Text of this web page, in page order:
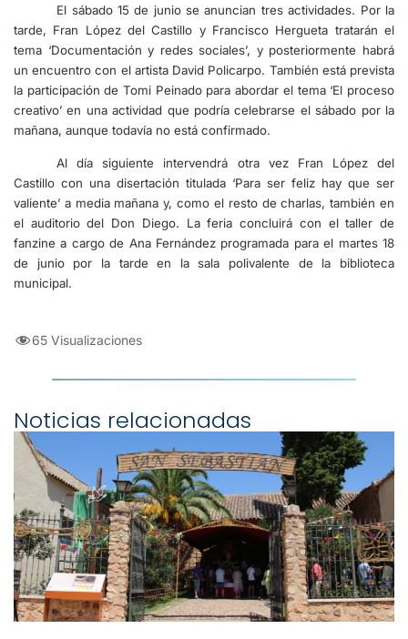
El sábado 15 de junio se anuncian tres actividades. Por la
tarde, Fran López del Castillo y Francisco Hergueta tratarán el
tema ‘Documentación y redes sociales’, y posteriormente habrá
un encuentro con el artista David Policarpo. También está prevista
la participación de Tomi Peinado para abordar el tema ‘El proceso
creativo’ en una actividad que podría celebrarse el sábado por la
mañana, aunque todavía no está confirmado.
Al día siguiente intervendrá otra vez Fran López del
Castillo con una disertación titulada ‘Para ser feliz hay que ser
valiente’ a media mañana y, como el resto de charlas, también en
el auditorio del Don Diego. La feria concluirá con el taller de
fanzine a cargo de Ana Fernández programada para el martes 18
de junio por la tarde en la sala polivalente de la biblioteca
municipal.
65 Visualizaciones
Noticias relacionadas